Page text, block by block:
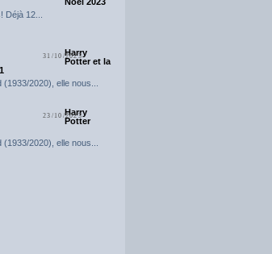
12...
31/10/2023
Harry
Potter et la
2020), elle nous...
23/10/2023
Harry
Potter
2020), elle nous...